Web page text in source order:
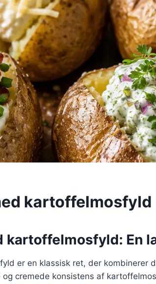
kartoffelmosfyld
kartoffelmosfyld: En
er en klassisk ret, der kombinerer
cremede konsistens af